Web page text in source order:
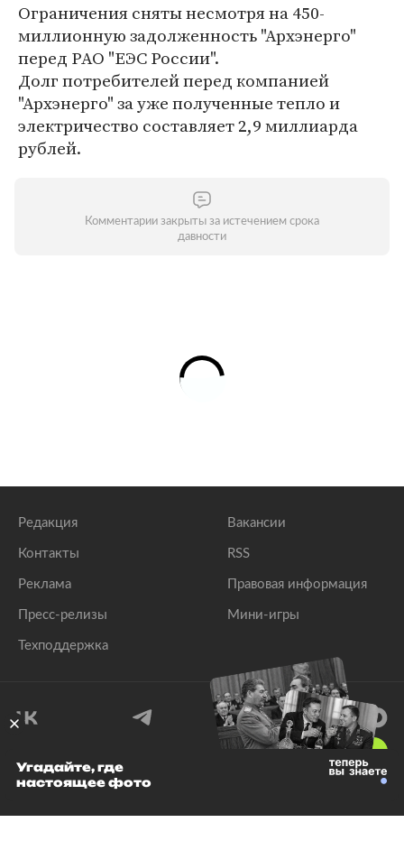
Ограничения сняты несмотря на 450-
миллионную задолженность "Архэнерго"
перед РАО "ЕЭС России".
Долг потребителей перед компанией
"Архэнерго" за уже полученные тепло и
электричество составляет 2,9 миллиарда
рублей.
Комментарии закрыты за истечением срока
давности
Редакция
Контакты
Реклама
Пресс-релизы
Техподдержка
Вакансии
RSS
Правовая информация
Мини-игры
© 1999–2026 Все права защищены.
Угадайте, где
настоящее фото